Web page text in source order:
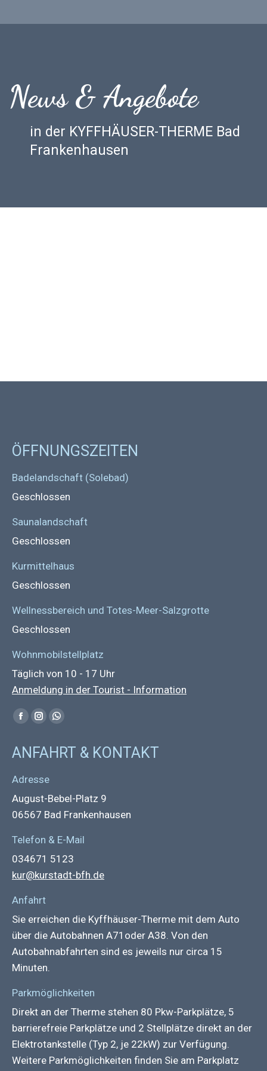
News & Angebote
in der KYFFHÄUSER-THERME Bad
Frankenhausen
ÖFFNUNGSZEITEN
Badelandschaft (Solebad)
Geschlossen
Saunalandschaft
Geschlossen
Kurmittelhaus
Geschlossen
Wellnessbereich und Totes-Meer-Salzgrotte
Geschlossen
Wohnmobilstellplatz
Täglich von 10 - 17 Uhr
Anmeldung in der Tourist - Information
Find us on:
Facebook
opens
new
window
Instagram
opens
new
window
Whatsapp
opens
window
ANFAHRT & KONTAKT
Adresse
August-Bebel-Platz 9
06567 Bad Frankenhausen
Telefon & E-Mail
034671 5123
kur@kurstadt-bfh.de
Anfahrt
Sie erreichen die Kyffhäuser-Therme mit dem Auto
über die Autobahnen A71oder A38. Von den
Autobahnabfahrten sind es jeweils nur circa 15
Minuten.
Parkmöglichkeiten
Direkt an der Therme stehen 80 Pkw-Parkplätze, 5
barrierefreie Parkplätze und 2 Stellplätze direkt an der
Elektrotankstelle (Typ 2, je 22kW) zur Verfügung.
Weitere Parkmöglichkeiten finden Sie am Parkplatz